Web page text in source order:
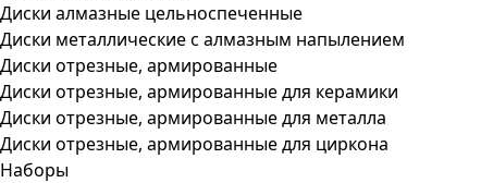
Диски алмазные цельноспеченные
Диски металлические с алмазным напылением
Диски отрезные, армированные
Диски отрезные, армированные для керамики
Диски отрезные, армированные для металла
Диски отрезные, армированные для циркона
Наборы